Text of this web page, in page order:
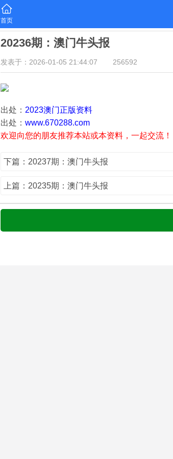
首页
20236期：澳门牛头报
发表于：2026-01-05 21:44:07 256592
出处： 2023澳门正版资料
出处： www.670288.com
欢迎向您的朋友推荐本站或本资料，一起交流！
下篇：20237期：澳门牛头报
上篇：20235期：澳门牛头报